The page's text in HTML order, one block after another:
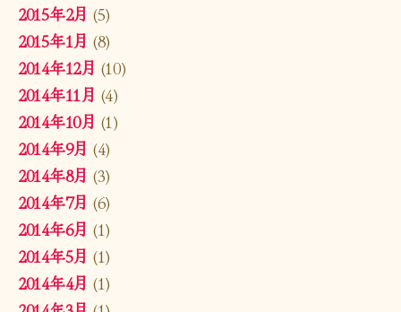
2015年2月 (5)
2015年1月 (8)
2014年12月 (10)
2014年11月 (4)
2014年10月 (1)
2014年9月 (4)
2014年8月 (3)
2014年7月 (6)
2014年6月 (1)
2014年5月 (1)
2014年4月 (1)